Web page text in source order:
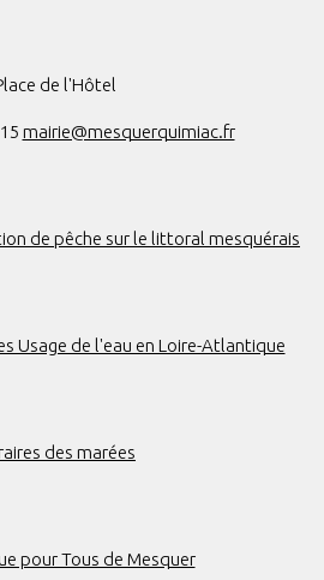
de l'Hôtel
mairie@mesquerquimiac.fr
de pêche sur le littoral mesquérais
Usage de l'eau en Loire-Atlantique
des marées
pour Tous de Mesquer